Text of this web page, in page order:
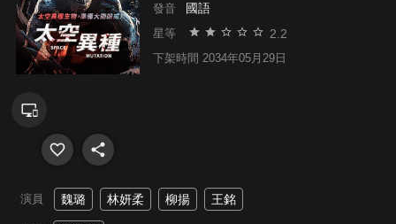
發音 國語
星等 2.2
下架時間 2034年05月29日
演員 魏璐 林妍柔 柳揚 王銘